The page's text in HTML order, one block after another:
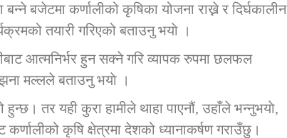
तातोपानी गाउँपालिका जुम्लाको सूचना
बजेटमा कर्णालीको कृषिका योजना राख्ने र दिर्घकालीन
तयारी गरिएको बताउनु भयाे ।
आत्मनिर्भर हुन सक्ने गरि व्यापक रुपमा छलफल
मल्लले बताउनु भयाे ।
हुन्छ। तर यही कुरा हामीले थाहा पाएनौं, उहाँले भन्नुभयाे,
कृषि क्षेत्रमा देशको ध्यानाकर्षण गराउँछु।